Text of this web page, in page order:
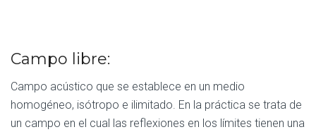
Campo libre:
Campo acústico que se establece en un medio
homogéneo, isótropo e ilimitado. En la práctica se trata de
un campo en el cual las reflexiones en los límites tienen una